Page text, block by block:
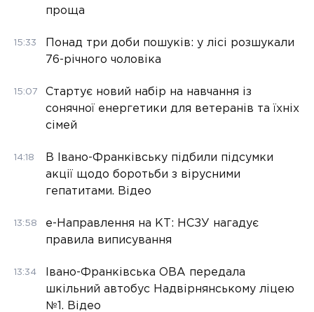
проща
15:33
Понад три доби пошуків: у лісі розшукали
76-річного чоловіка
15:07
Стартує новий набір на навчання із
сонячної енергетики для ветеранів та їхніх
сімей
14:18
В Івано-Франківську підбили підсумки
акції щодо боротьби з вірусними
гепатитами. Відео
13:58
е-Направлення на КТ: НСЗУ нагадує
правила виписування
13:34
Івано-Франківська ОВА передала
шкільний автобус Надвірнянському ліцею
№1. Відео